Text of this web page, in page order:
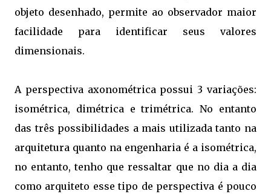
objeto desenhado, permite ao observador maior
facilidade para identificar seus valores
dimensionais.
A perspectiva axonométrica possui 3 variações:
isométrica, dimétrica e trimétrica. No entanto
das três possibilidades a mais utilizada tanto na
arquitetura quanto na engenharia é a isométrica,
no entanto, tenho que ressaltar que no dia a dia
como arquiteto esse tipo de perspectiva é pouco